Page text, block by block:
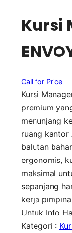
Kursi
Call for Price
Kursi
premium
menunjang
ruang kantor
balutan
ergonomis,
maksimal
sepanjang
kerja
Untuk Info
Kategori :